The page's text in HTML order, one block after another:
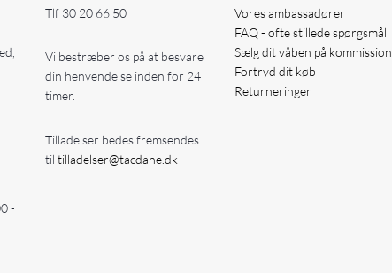
-
Tlf 30 20 66 50
Vi bestræber os på at besvare
din henvendelse inden for 24
timer.
Tilladelser bedes fremsendes
til tilladelser@tacdane.dk
Vores ambassadører
FAQ - ofte stillede spørgsmål
Sælg dit våben på kommission
Fortryd dit køb
Returneringer